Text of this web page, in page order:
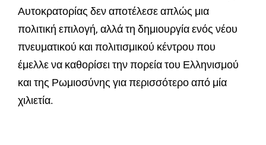
Αυτοκρατορίας δεν αποτέλεσε απλώς μια
πολιτική επιλογή, αλλά τη δημιουργία ενός νέου
πνευματικού και πολιτισμικού κέντρου που
έμελλε να καθορίσει την πορεία του Ελληνισμού
και της Ρωμιοσύνης για περισσότερο από μία
χιλιετία.